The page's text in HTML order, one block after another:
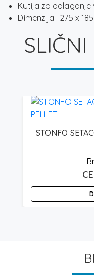
Kutija za odlaganje
Dimenzija : 275 x
STONFO